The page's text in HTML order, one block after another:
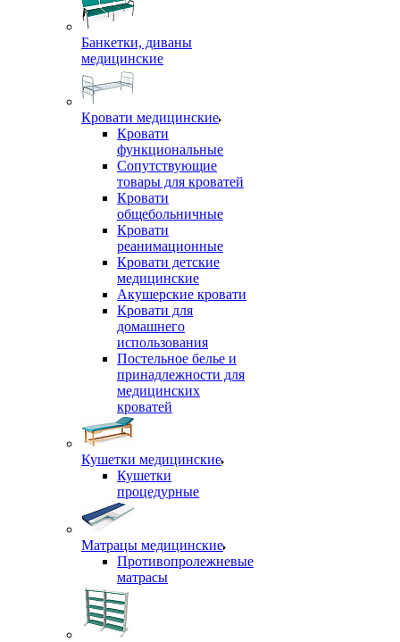
Банкетки, диваны
медицинские
Кровати медицинские
Кровати
функциональные
Сопутствующие
товары для кроватей
Кровати
общебольничные
Кровати
реанимационные
Кровати детские
медицинские
Акушерские кровати
Кровати для
домашнего
использования
Постельное белье и
принадлежности для
медицинских
кроватей
Кушетки медицинские
Кушетки
процедурные
Матрацы медицинские
Противопролежневые
матрасы